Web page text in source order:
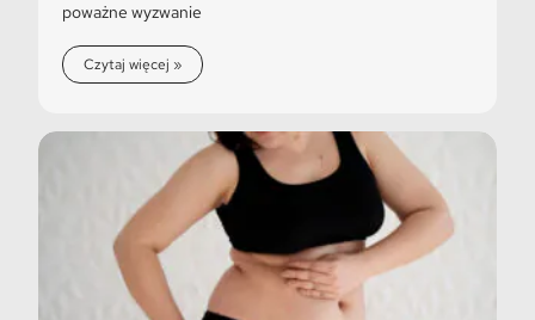
poważne wyzwanie
Czytaj więcej »